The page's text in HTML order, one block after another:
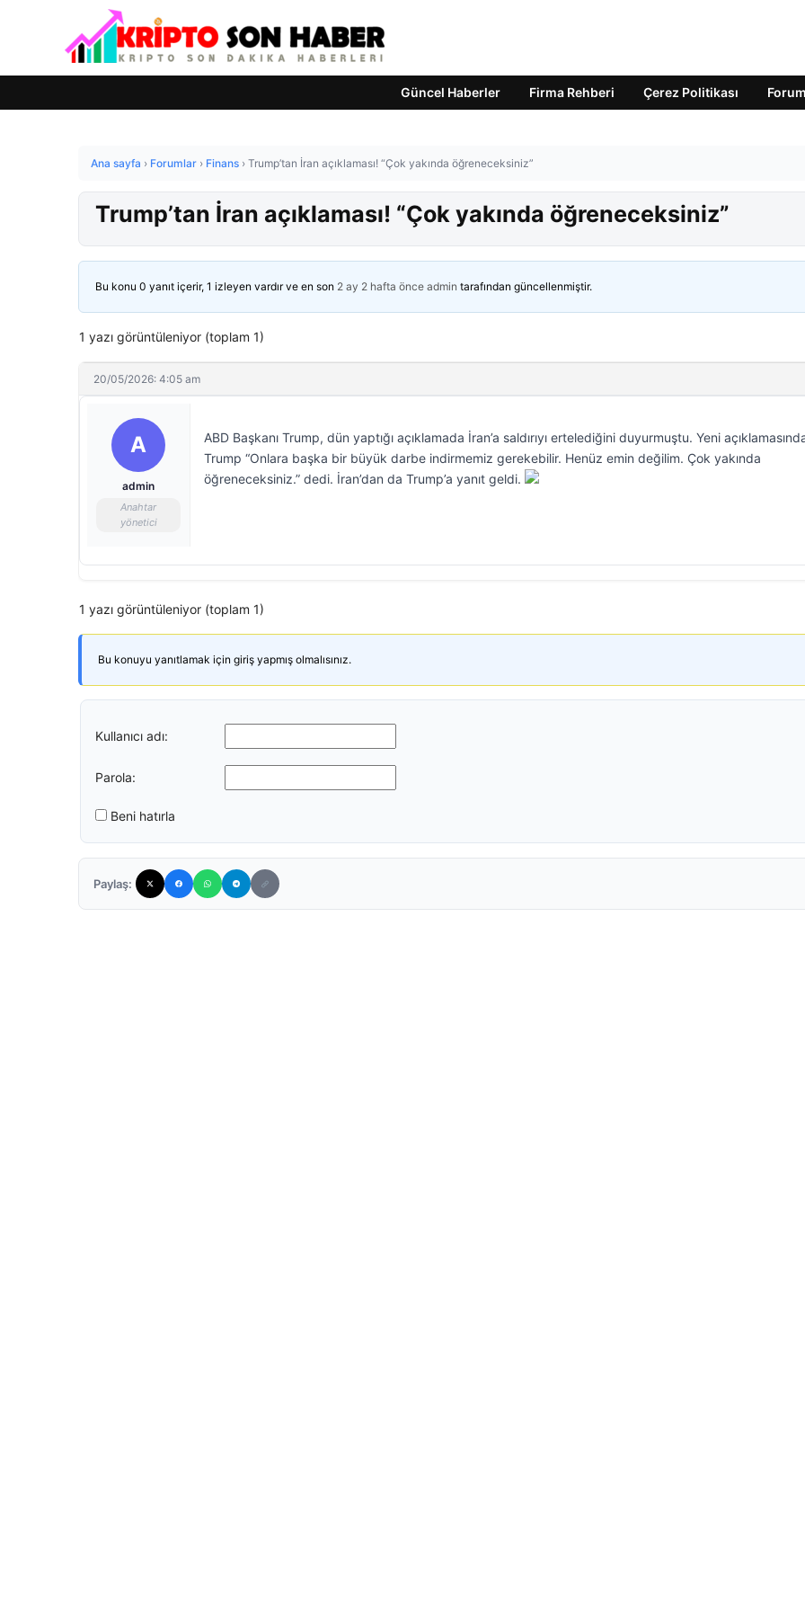
Güncel Haberler Firma Rehberi Çerez Politikası Forum
Ana sayfa › Forumlar › Finans › Trump’tan İran açıklaması! “Çok yakında öğreneceksiniz”
Trump’tan İran açıklaması! “Çok yakında öğreneceksiniz”
Bu konu 0 yanıt içerir, 1 izleyen vardır ve en son 2 ay 2 hafta önce admin tarafından güncellenmiştir.
1 yazı görüntüleniyor (toplam 1)
20/05/2026: 4:05 am
A
admin
Anahtar
yönetici
ABD Başkanı Trump, dün yaptığı açıklamada İran’a saldırıyı ertelediğini duyurmuştu. Yeni
Trump “Onlara başka bir büyük darbe indirmemiz gerekebilir. Henüz emin değilim. Çok yakında
öğreneceksiniz.” dedi. İran’dan da Trump’a yanıt geldi.
1 yazı görüntüleniyor (toplam 1)
Bu konuyu yanıtlamak için giriş yapmış olmalısınız.
Kullanıcı adı:
Parola:
Beni hatırla
Paylaş: